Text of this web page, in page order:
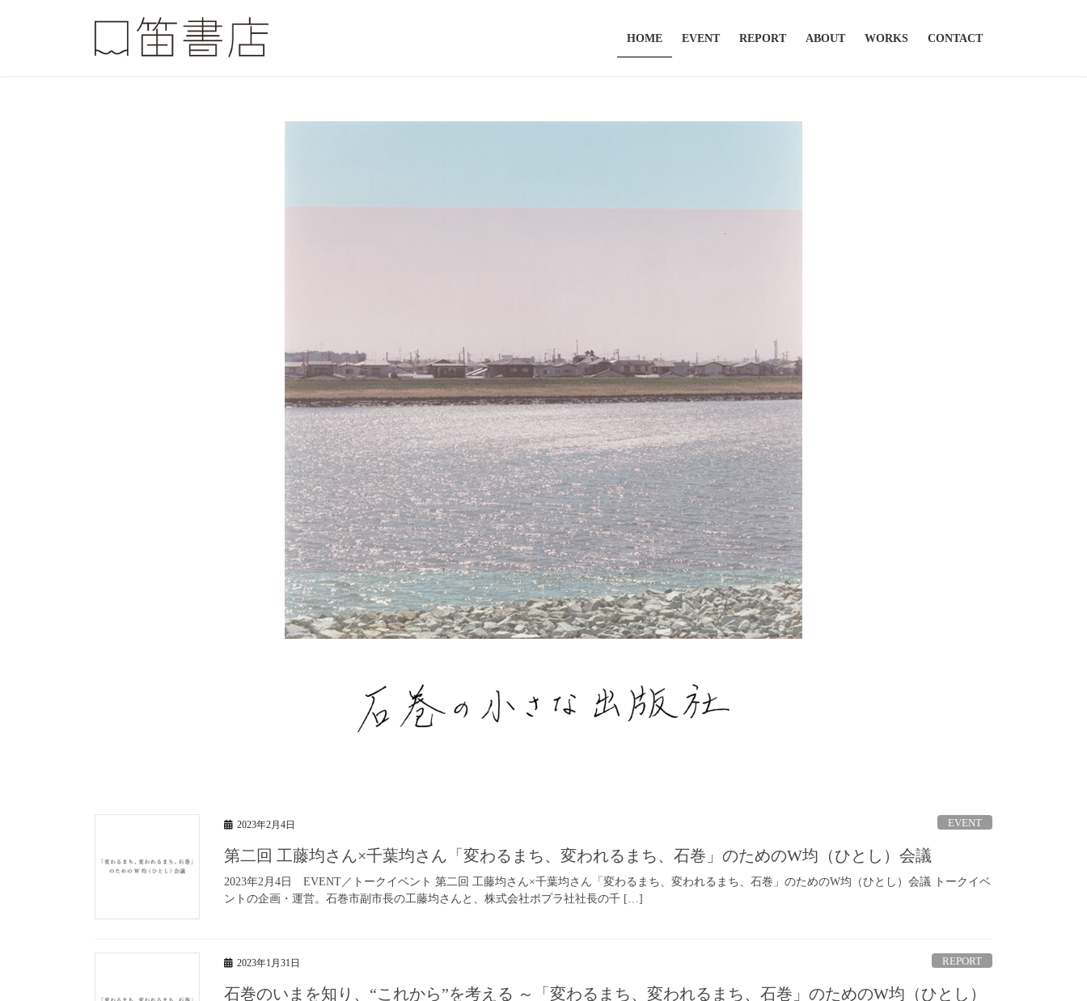
HOME EVENT REPORT ABOUT WORKS CONTACT
2023年2月4日 EVENT
第二回 工藤均さん×千葉均さん「変わるまち、変われるまち、石巻」のためのW均（ひとし）会議
2023年2月4日 EVENT／トークイベント 第二回 工藤均さん×千葉均さん「変わるまち、変われるまち、石巻」のためのW均（ひとし）会議 トークイベ
ントの企画・運営。石巻市副市長の工藤均さんと、株式会社ポプラ社社長の千 […]
2023年1月31日 REPORT
石巻のいまを知り、“これから”を考える ～「変わるまち、変われるまち、石巻」のためのW均（ひとし）